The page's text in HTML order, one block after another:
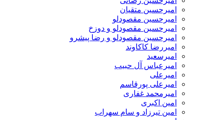
امیرحسین متقیان
امیرحسین مقصودلو
امیرحسین مقصودلو و دوزخ
امیرحسین مقصودلو و رضا پیشرو
امیررضا کاکاوند
امیرسعید
امیرعباس آل حبیب
امیرعلی
امیرعلی پورقاسم
امیرمحمد غفاری
امین اکبری
امین تیرزاد و سام سهراب